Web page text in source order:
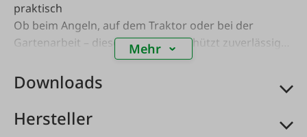
praktisch
Ob beim Angeln, auf dem Traktor oder bei der
Gartenarbeit – dieser Anglerhut schützt zuverlässig
vor Sonne und leichtem Regen. Aus 100 % Baumwolle
gefertigt, ist er besonders angenehm zu tragen:
atmungsaktiv, weich und hautfreundlich – auch an
warmen Tagen.
Die breite Krempe bietet Schatten für Gesicht und
Mehr
Downloads
Hersteller